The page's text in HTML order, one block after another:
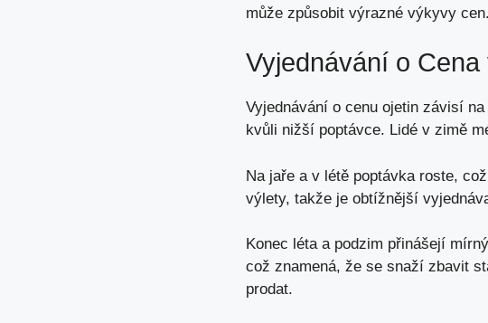
může způsobit výrazné výkyvy cen.
Vyjednávání o
Vyjednávání o cenu ojetin závisí
kvůli nižší poptávce. Lidé v zimě
Na jaře a v létě poptávka roste,
výlety, takže je obtížnější
Konec léta a podzim přinášejí
což znamená, že se snaží zbavit
prodat.